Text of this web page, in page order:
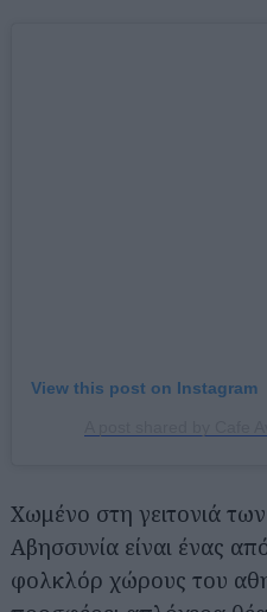
View this post on Instagram
Χωμένο στη γειτονιά
Αβησσυνία είναι ένας
φολκλόρ χώρους του